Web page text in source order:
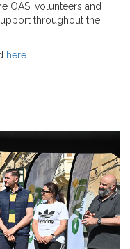
OASI volunteers and
throughout the
here.